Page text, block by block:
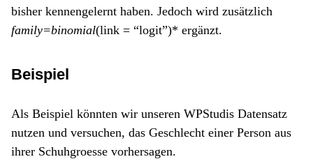
bisher kennengelernt haben. Jedoch wird zusätzlich
family=binomial(link = “logit”)* ergänzt.
Beispiel
Als Beispiel könnten wir unseren WPStudis Datensatz
nutzen und versuchen, das Geschlecht einer Person aus
ihrer Schuhgroesse vorhersagen.